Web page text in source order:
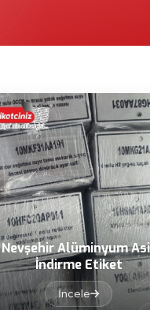
Nevşehir Alüminyum
İndirme Etiket
İncele